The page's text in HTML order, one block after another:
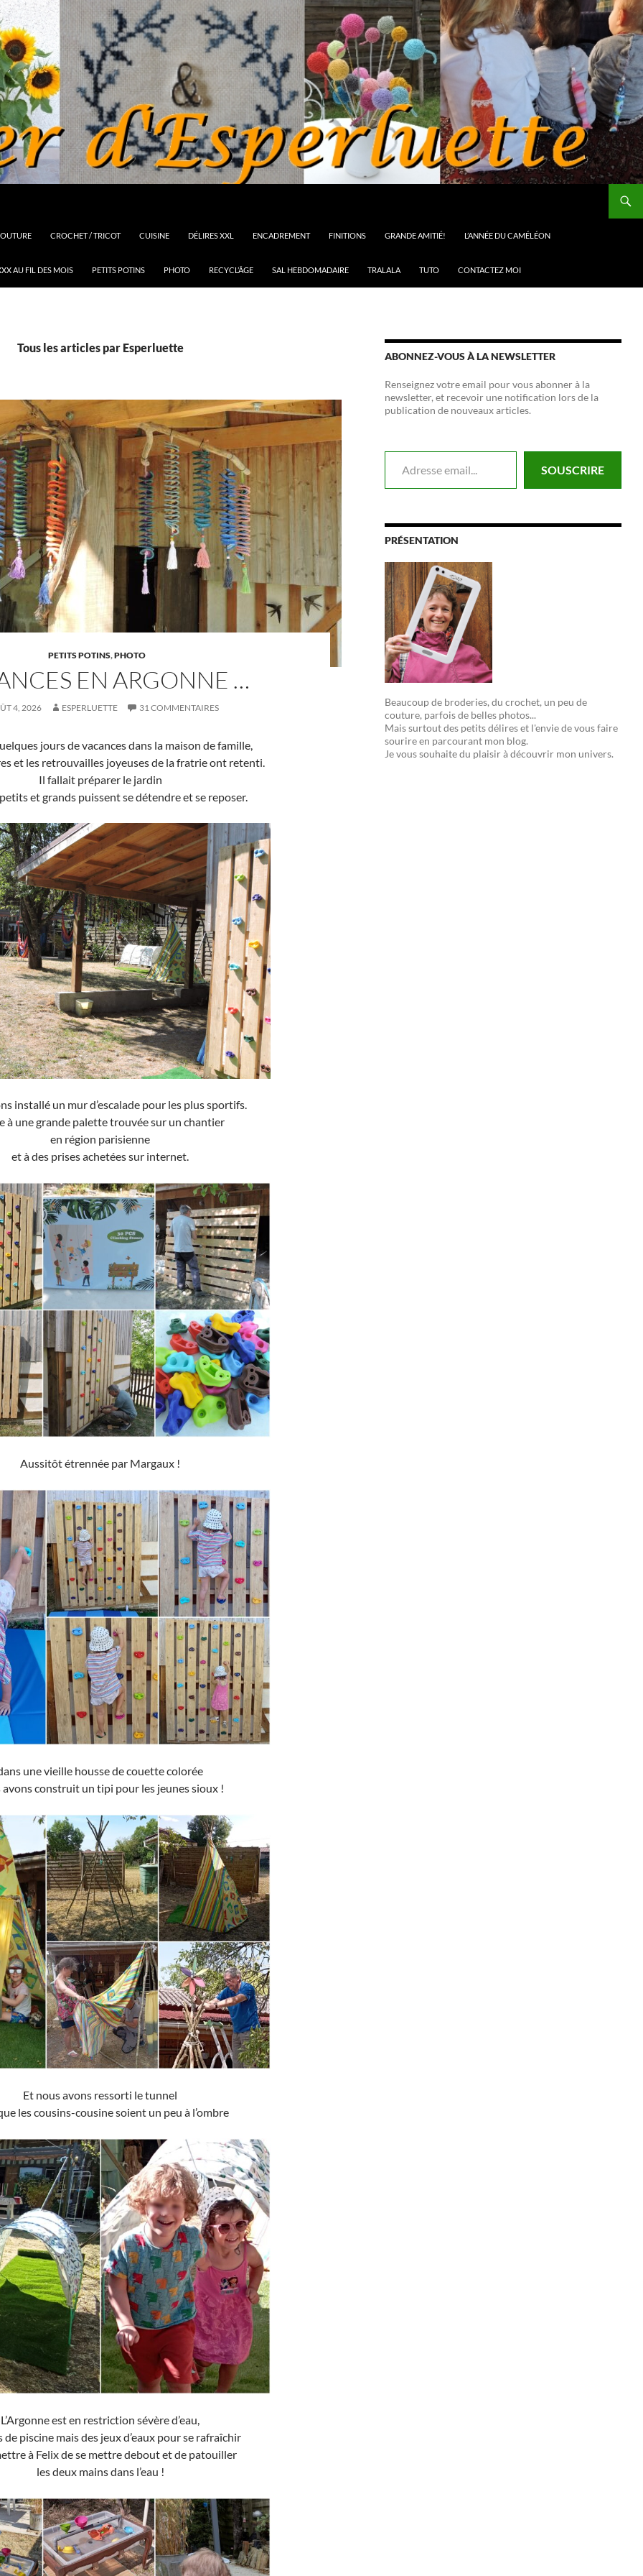
CROCHET / TRICOT CUISINE DÉLIRES XXL ENCADREMENT FINITIONS GRANDE AMITIÉ! L’ANNÉE DU CAMÉLÉON
AU FIL DES MOIS PETITS POTINS PHOTO RECYCL’ÂGE SAL HEBDOMADAIRE TRALALA TUTO CONTACTEZ MOI
Tous les articles par Esperluette
PETITS POTINS,PHOTO
EN ARGONNE …
4, 2026 ESPERLUETTE 31 COMMENTAIRES
jours de vacances dans la maison de famille,
et les retrouvailles joyeuses de la fratrie ont retenti.
Il fallait préparer le jardin
et grands puissent se détendre et se reposer.
installé un mur d’escalade pour les plus sportifs.
à une grande palette trouvée sur un chantier
en région parisienne
et à des prises achetées sur internet.
Aussitôt étrennée par Margaux !
une vieille housse de couette colorée
avons construit un tipi pour les jeunes sioux !
Et nous avons ressorti le tunnel
les cousins-cousine soient un peu à l’ombre
L’Argonne est en restriction sévère d’eau,
de piscine mais des jeux d’eaux pour se rafraîchir
à Felix de se mettre debout et de patouiller
les deux mains dans l’eau !
ABONNEZ-VOUS À LA NEWSLETTER
Renseignez votre email pour vous abonner à la
newsletter, et recevoir une notification lors de la
publication de nouveaux articles.
Adresse email...
SOUSCRIRE
PRÉSENTATION
Beaucoup de broderies, du crochet, un peu de
couture, parfois de belles photos...
Mais surtout des petits délires et l'envie de vous faire
sourire en parcourant mon blog.
Je vous souhaite du plaisir à découvrir mon univers.